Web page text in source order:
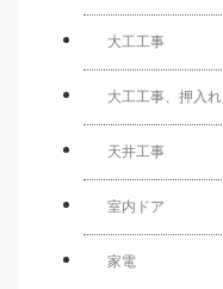
大工工事
大工工事、押入れ
天井工事
室内ドア
家電